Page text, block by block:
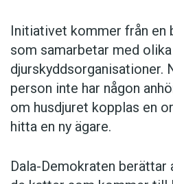
Initiativet kommer från en
som samarbetar med olika
djurskyddsorganisationer.
person inte har någon
om husdjuret kopplas en
hitta en ny ägare.
Dala-Demokraten berättar